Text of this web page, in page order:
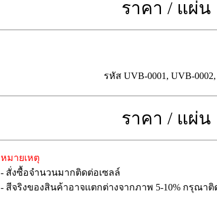
ราคา / แผ่น
รหัส UVB-0001, UVB-
ราคา / แผ่น
หมายเหตุ
- สั่งซื้อจำนวนมากติดต่อเซลล์
- สีจริงของสินค้าอาจเเตกต่างจากภาพ 5-10% กรุณา